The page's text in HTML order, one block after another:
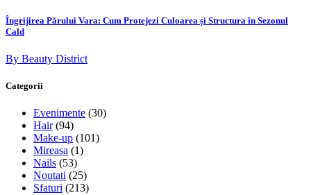
Îngrijirea Părului Vara: Cum Protejezi Culoarea și Structura în Sezonul
Cald
By Beauty District
Categorii
Evenimente (30)
Hair(94)
Make-up (101)
Mireasa (1)
Nails (53)
Noutati (25)
Sfaturi (213)